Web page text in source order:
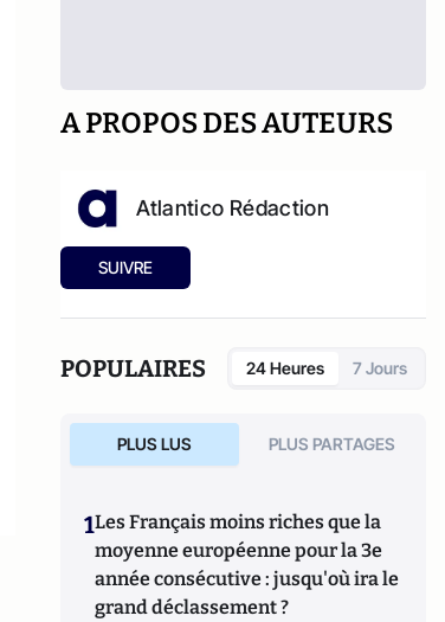
A PROPOS DES AUTEURS
Atlantico Rédaction
SUIVRE
POPULAIRES 24 Heures 7 Jours
PLUS LUS PLUS PARTAGES
1Les Français moins riches que la
moyenne européenne pour la 3e
année consécutive : jusqu'où ira le
grand déclassement ?